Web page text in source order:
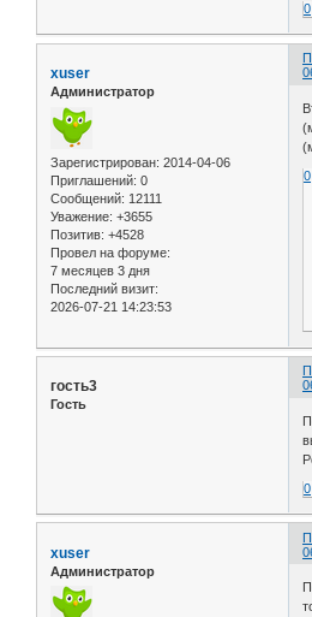
0
xuser
Администратор
Зарегистрирован: 2014-04-06
Приглашений: 0
Сообщений: 12111
Уважение: +3655
Позитив: +4528
Провел на форуме:
7 месяцев 3 дня
Последний визит:
2026-07-21 14:23:53
0
гость3
Гость
0
xuser
Администратор